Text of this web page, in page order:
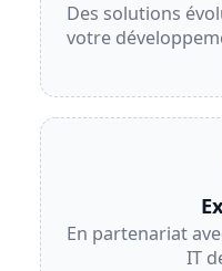
Des solutions
votre
En partenariat
IT